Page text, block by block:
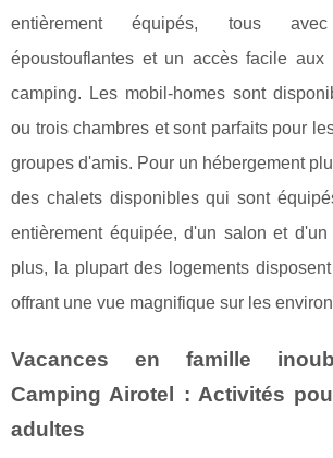
entièrement équipés, tous
époustouflantes et un accès facile aux
camping. Les mobil-homes sont
ou trois chambres et sont parfaits pour
groupes d'amis. Pour un hébergement
des chalets disponibles qui sont
entièrement équipée, d'un salon et
plus, la plupart des logements
offrant une vue magnifique sur les
Vacances en famille
Camping Airotel : Activités
adultes